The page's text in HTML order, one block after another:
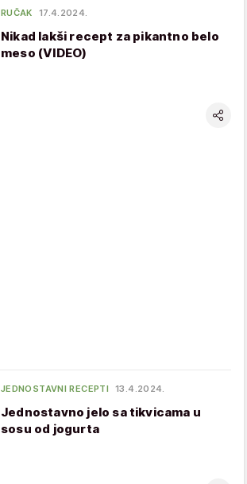
RUČAK 17.4.2024.
Nikad lakši recept za pikantno belo
meso (VIDEO)
JEDNOSTAVNI RECEPTI 13.4.2024.
Jednostavno jelo sa tikvicama u
sosu od jogurta